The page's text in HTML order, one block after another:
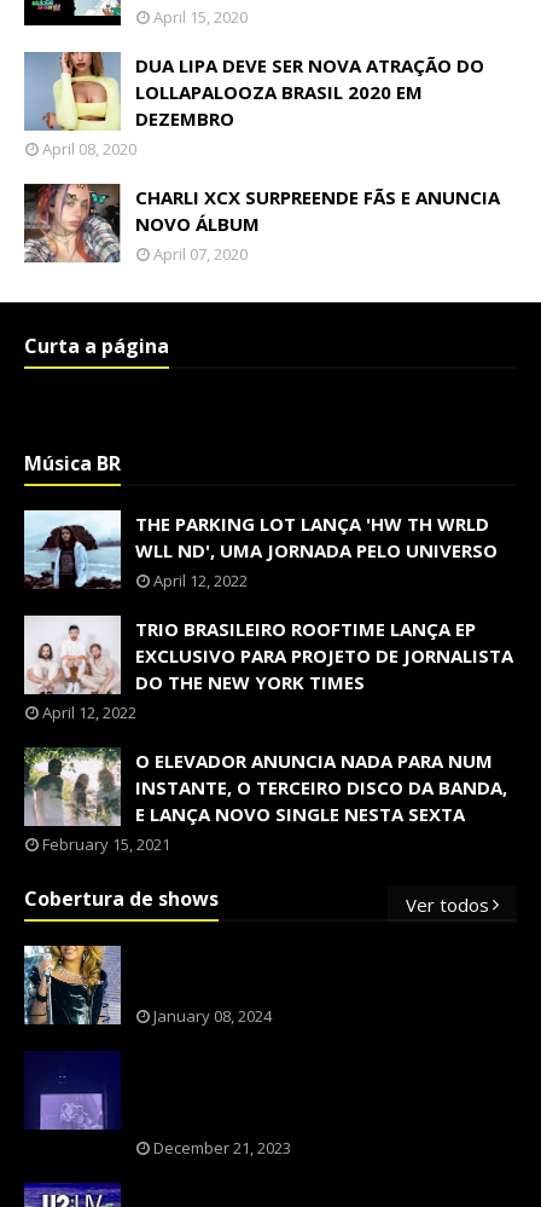
April 15, 2020
DUA LIPA DEVE SER NOVA ATRAÇÃO DO
LOLLAPALOOZA BRASIL 2020 EM
DEZEMBRO
April 08, 2020
CHARLI XCX SURPREENDE FÃS E ANUNCIA
NOVO ÁLBUM
April 07, 2020
Curta a página
Música BR
THE PARKING LOT LANÇA 'HW TH WRLD
WLL ND', UMA JORNADA PELO UNIVERSO
April 12, 2022
TRIO BRASILEIRO ROOFTIME LANÇA EP
EXCLUSIVO PARA PROJETO DE JORNALISTA
DO THE NEW YORK TIMES
April 12, 2022
O ELEVADOR ANUNCIA NADA PARA NUM
INSTANTE, O TERCEIRO DISCO DA BANDA,
E LANÇA NOVO SINGLE NESTA SEXTA
February 15, 2021
Cobertura de shows Ver todos
January 08, 2024
December 21, 2023